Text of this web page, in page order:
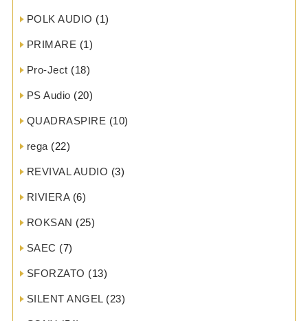
POLK AUDIO (1)
PRIMARE (1)
Pro-Ject (18)
PS Audio (20)
QUADRASPIRE (10)
rega (22)
REVIVAL AUDIO (3)
RIVIERA(6)
ROKSAN (25)
SAEC (7)
SFORZATO (13)
SILENT ANGEL(23)